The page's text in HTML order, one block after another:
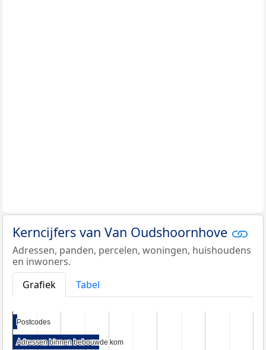
Kerncijfers van Van Oudshoornhove
Adressen, panden, percelen, woningen, huishoudens
en inwoners.
Grafiek
Tabel
Postcodes
Postcodes
Adressen binnen bebouwde kom
Adressen binnen bebouwde kom